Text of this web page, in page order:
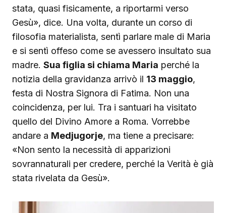
stata, quasi fisicamente, a riportarmi verso
Gesù», dice. Una volta, durante un corso di
filosofia materialista, sentì parlare male di Maria
e si sentì offeso come se avessero insultato sua
madre. Sua figlia si chiama Maria perché la
notizia della gravidanza arrivò il 13 maggio,
festa di Nostra Signora di Fatima. Non una
coincidenza, per lui. Tra i santuari ha visitato
quello del Divino Amore a Roma. Vorrebbe
andare a Medjugorje, ma tiene a precisare:
«Non sento la necessità di apparizioni
sovrannaturali per credere, perché la Verità è già
stata rivelata da Gesù».